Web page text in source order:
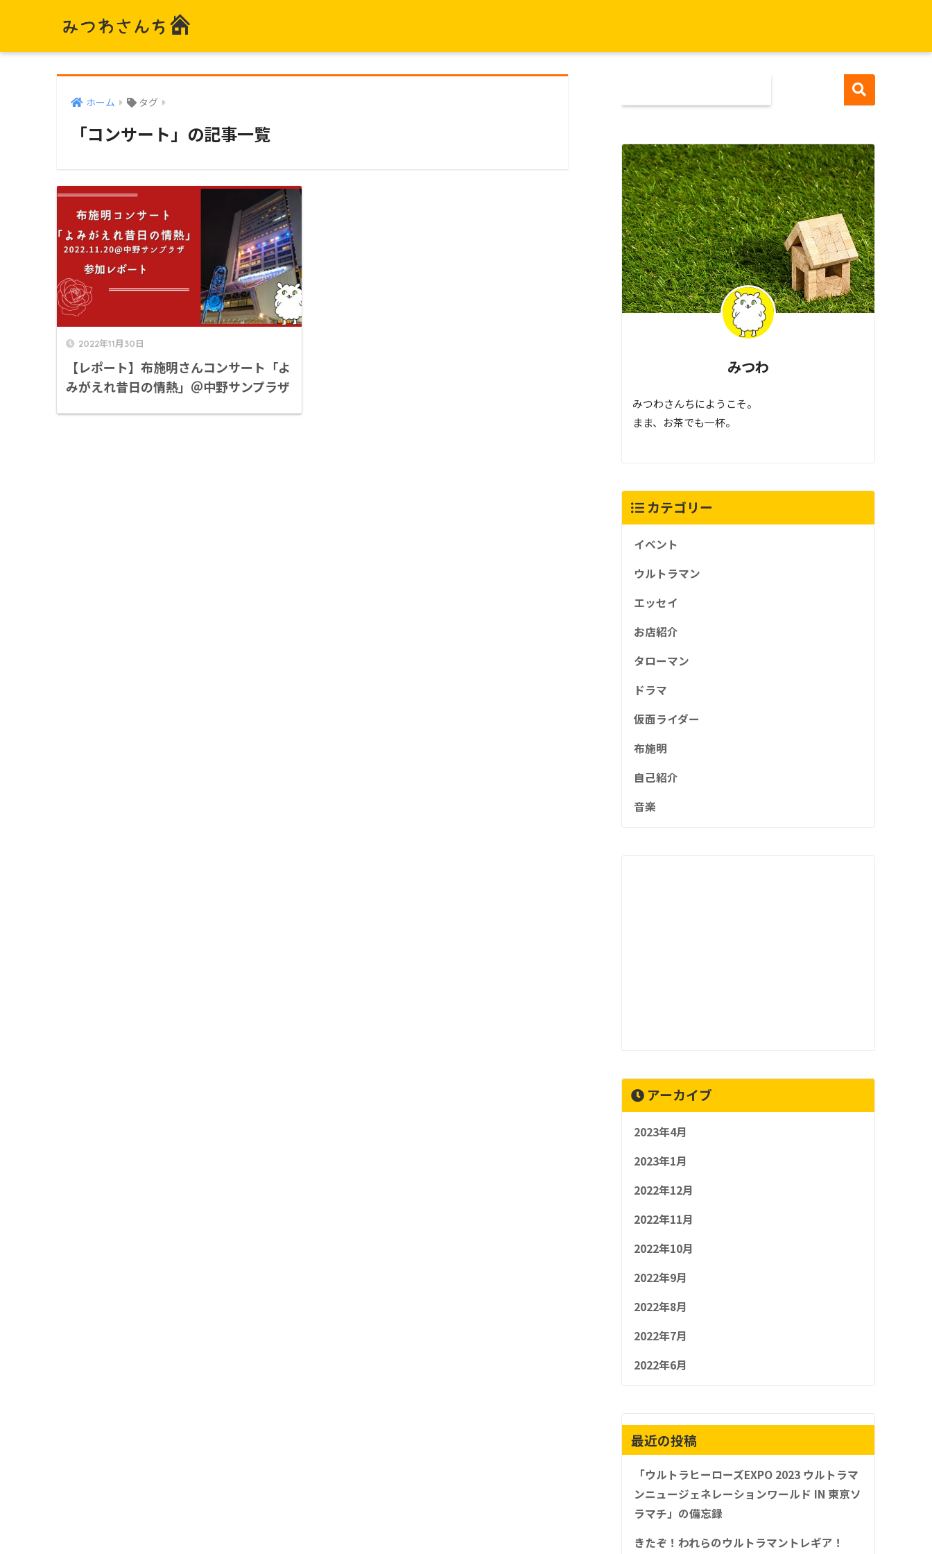
ホーム タグ
「コンサート」の記事一覧
2022年11月30日
【レポート】布施明さんコンサート「よ
みがえれ昔日の情熱」＠中野サンプラザ
みつわ
みつわさんちにようこそ。
まま、お茶でも一杯。
カテゴリー
イベント
ウルトラマン
エッセイ
お店紹介
タローマン
ドラマ
仮面ライダー
布施明
自己紹介
音楽
アーカイブ
2023年4月
2023年1月
2022年12月
2022年11月
2022年10月
2022年9月
2022年8月
2022年7月
2022年6月
最近の投稿
「ウルトラヒーローズEXPO 2023 ウルトラマ
ンニュージェネレーションワールド IN 東京ソ
ラマチ」の備忘録
きたぞ！われらのウルトラマントレギア！